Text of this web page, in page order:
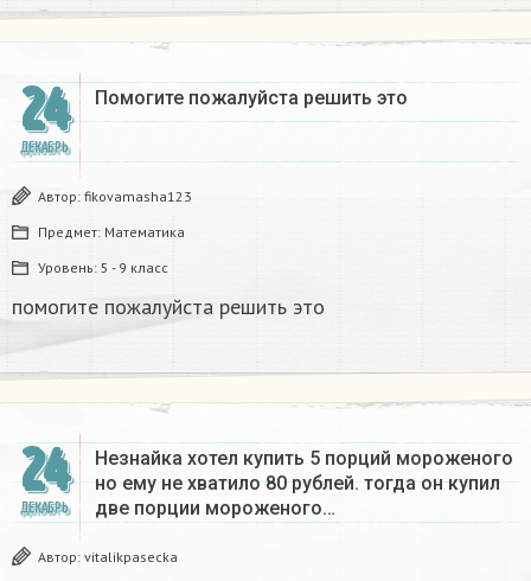
24
ДЕКАБРЬ
Помогите пожалуйста решить это
Автор: fikovamasha123
Предмет: Математика
Уровень: 5 - 9 класс
помогите пожалуйста решить это
24
ДЕКАБРЬ
Незнайка хотел купить 5 порций мороженого
но ему не хватило 80 рублей. тогда он купил
две порции мороженого…
Автор: vitalikpasecka